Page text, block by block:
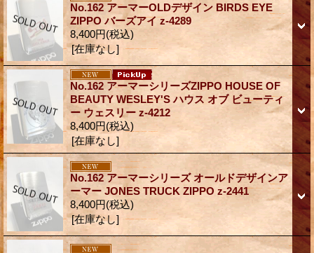
No.162 アーマーOLDデザイン BIRDS EYE
ZIPPO バーズアイ z-4289
8,400円(税込)
[在庫なし]
No.162 アーマーシリーズZIPPO HOUSE OF
BEAUTY WESLEY'S ハウス オブ ビューティ
ー ウェスリー z-4212
8,400円(税込)
[在庫なし]
No.162 アーマーシリーズ オールドデザインア
ーマー JONES TRUCK ZIPPO z-2441
8,400円(税込)
[在庫なし]